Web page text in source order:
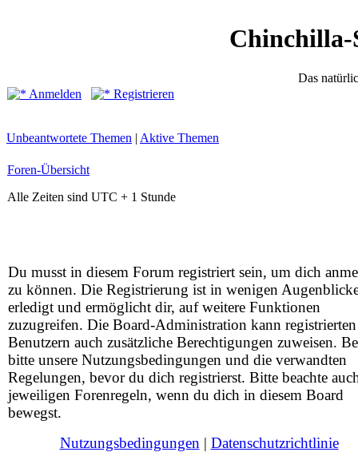
Chinchilla-
Das
Anmelden
Registrieren
Unbeantwortete Themen | Aktive Themen
Foren-Übersicht
Alle Zeiten sind UTC + 1 Stunde
Du musst in diesem Forum registriert sein, um dich
zu können. Die Registrierung ist in wenigen
erledigt und ermöglicht dir, auf weitere Funktionen
zuzugreifen. Die Board-Administration kann registrierten
Benutzern auch zusätzliche Berechtigungen zuweisen.
bitte unsere Nutzungsbedingungen und die verwandten
Regelungen, bevor du dich registrierst. Bitte beachte
jeweiligen Forenregeln, wenn du dich in diesem Board
bewegst.
Nutzungsbedingungen | Datenschutzrichtlinie